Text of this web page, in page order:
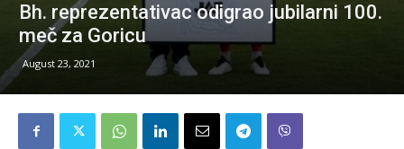
Bh. reprezentativac odigrao jubilarni 100.
meč za Goricu
August 23, 2021